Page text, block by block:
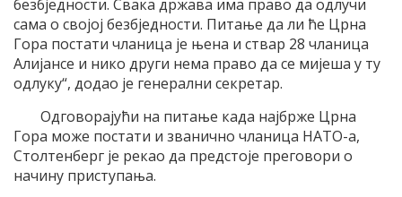
безбједности. Свака држава има право да одлучи
сама о својој безбједности. Питање да ли ће Црна
Гора постати чланица је њена и ствар 28 чланица
Алијансе и нико други нема право да се мијеша у ту
одлуку“, додао је генерални секретар.
Одговорајући на питање када најбрже Црна
Гора може постати и званично чланица НАТО-а,
Столтенберг је рекао да предстоје преговори о
начину приступања.